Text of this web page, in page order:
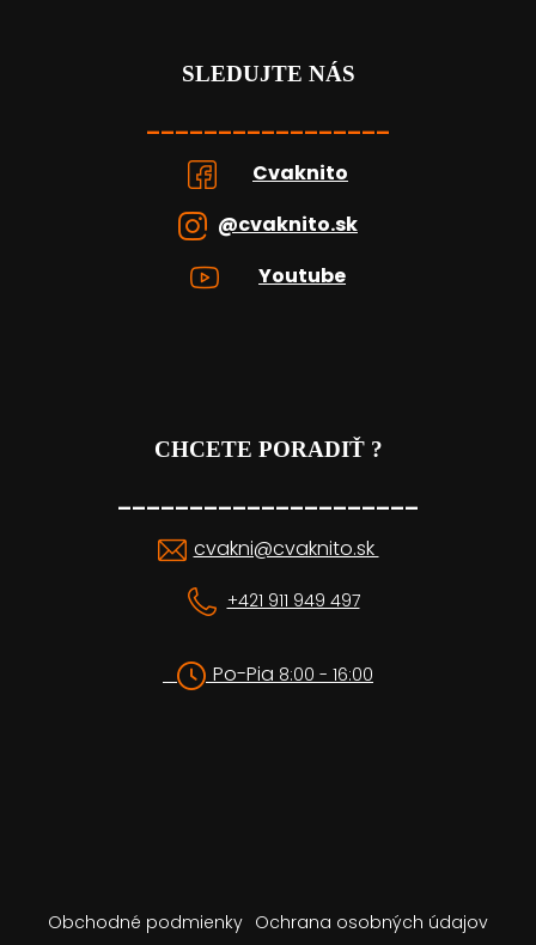
SLEDUJTE NÁS
_________________
Cvaknito
@cvaknito.sk
Youtube
CHCETE PORADIŤ ?
_____________________
cvakni@cvaknito.sk
+421 911 949 497
Po-Pia 8:00 - 16:00
Obchodné podmienky Ochrana osobných údajov